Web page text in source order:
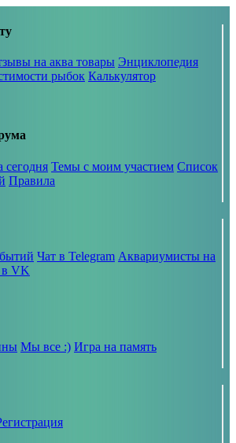
на аква товары Энциклопедия
рыбок Калькулятор
сегодня Темы с моим участием Список
Правила
Чат в Telegram Аквариумисты на
в VK
Мы все :) Игра на память